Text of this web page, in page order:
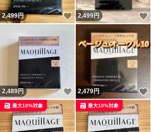
2,499円 いいね！
2,499円
2,489円 いいね！
2,479円
最大10%対象 最大10%対象